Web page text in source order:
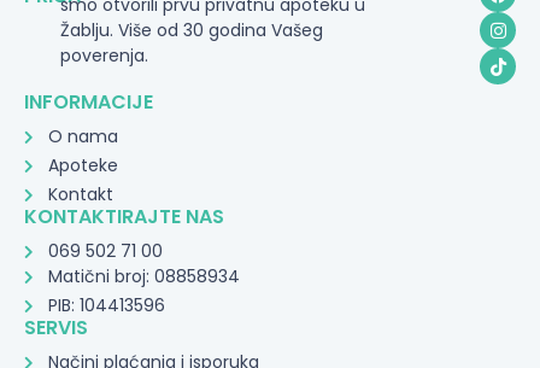
smo otvorili prvu privatnu apoteku u
Žablju. Više od 30 godina Vašeg
poverenja.
INFORMACIJE
O nama
Apoteke
Kontakt
KONTAKTIRAJTE NAS
069 502 71 00
Matični broj: 08858934
PIB: 104413596
SERVIS
Načini plaćanja i isporuka